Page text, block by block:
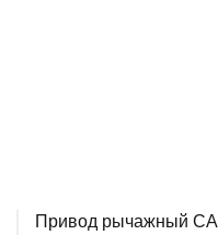
Привод рычажный